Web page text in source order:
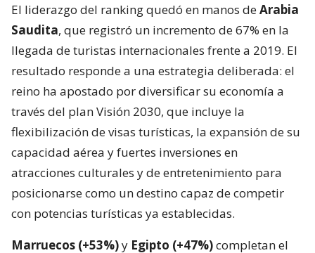
El liderazgo del ranking quedó en manos deArabia
Saudita, que registró un incremento de 67% en la
llegada de turistas internacionales frente a 2019. El
resultado responde a una estrategia deliberada: el
reino ha apostado por diversificar su economía a
través del plan Visión 2030, que incluye la
flexibilización de visas turísticas, la expansión de su
capacidad aérea y fuertes inversiones en
atracciones culturales y de entretenimiento para
posicionarse como un destino capaz de competir
con potencias turísticas ya establecidas.
Marruecos (+53%)y Egipto (+47%)completan el